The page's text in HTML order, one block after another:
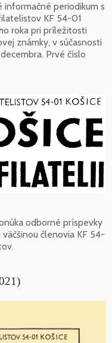
informačné periodikum s
KF 54-01
roka pri príležitosti
známky, v súčasnosti
Prvé číslo
odborné príspevky
členovia KF 54-